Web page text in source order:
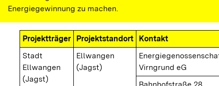
Energiegewinnung zu machen.
Projektträger Projektstandort
Kontakt
Stadt
Ellwangen
(Jagst)
Ellwangen
(Jagst)
Virngrund eG